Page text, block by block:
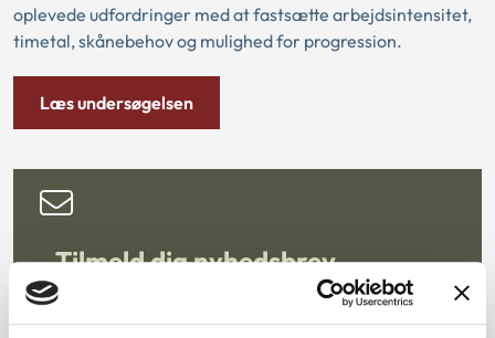
oplevede udfordringer med at fastsætte arbejdsintensitet,
timetal, skånebehov og mulighed for progression.
Læs undersøgelsen
Tilmeld dig nyhedsbrev